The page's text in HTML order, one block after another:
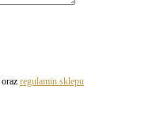
oraz regulamin sklepu